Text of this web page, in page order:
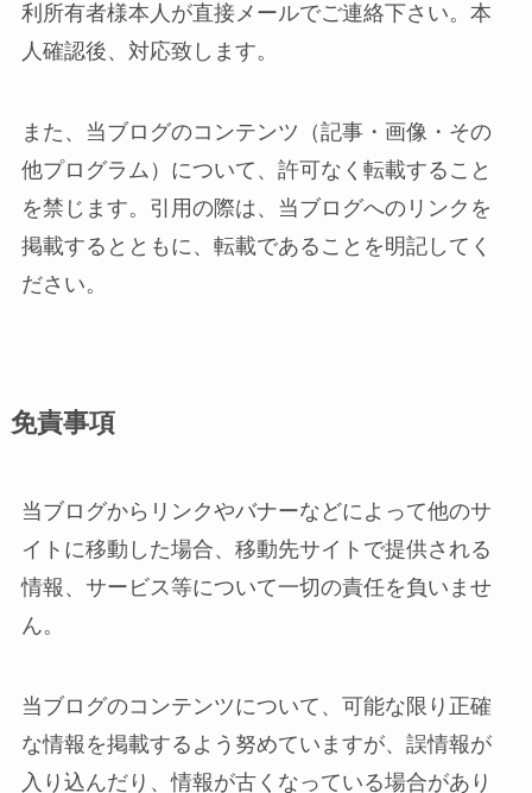
利所有者様本人が直接メールでご連絡下さい。本
人確認後、対応致します。
また、当ブログのコンテンツ（記事・画像・その
他プログラム）について、許可なく転載すること
を禁じます。引用の際は、当ブログへのリンクを
掲載するとともに、転載であることを明記してく
ださい。
免責事項
当ブログからリンクやバナーなどによって他のサ
イトに移動した場合、移動先サイトで提供される
情報、サービス等について一切の責任を負いませ
ん。
当ブログのコンテンツについて、可能な限り正確
な情報を掲載するよう努めていますが、誤情報が
入り込んだり、情報が古くなっている場合があり